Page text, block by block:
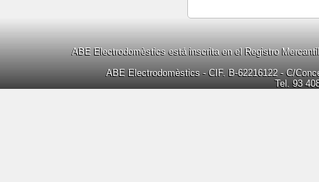
ABE Electrodomèstics está inscrita en el Registro
ABE Electrodomèstics - CIF. B-62216122 - C/
Tel. 93